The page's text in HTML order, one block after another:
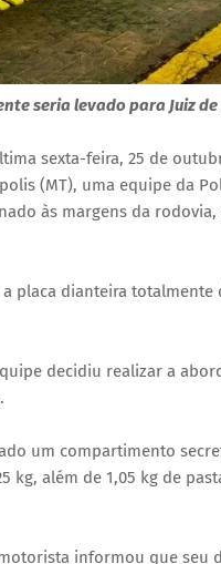
seria levado para Juiz de
sexta-feira, 25 de
(MT), uma equipe da
às margens da
placa dianteira
decidiu realizar a
um compartimento
kg, além de 1,05 kg de
informou que seu